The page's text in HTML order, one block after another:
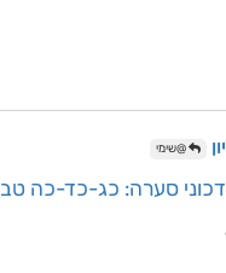
@שימי
סערה: כג-כד-כה טבת תשפו